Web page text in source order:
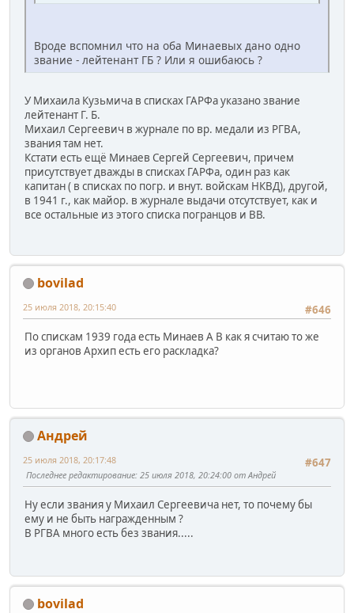
Вроде вспомнил что на оба Минаевых дано одно
звание - лейтенант ГБ ? Или я ошибаюсь ?
У Михаила Кузьмича в списках ГАРФа указано звание
лейтенант Г. Б.
Михаил Сергеевич в журнале по вр. медали из РГВА,
звания там нет.
Кстати есть ещё Минаев Сергей Сергеевич, причем
присутствует дважды в списках ГАРФа, один раз как
капитан ( в списках по погр. и внут. войскам НКВД), другой,
в 1941 г., как майор. в журнале выдачи отсутствует, как и
все остальные из этого списка погранцов и ВВ.
bovilad
#646
25 июля 2018, 20:15:40
По спискам 1939 года есть Минаев А В как я считаю то же
из органов Архип есть его раскладка?
Андрей
#647
25 июля 2018, 20:17:48
Последнее редактирование: 25 июля 2018, 20:24:00 от Андрей
Ну если звания у Михаил Сергеевича нет, то почему бы
ему и не быть награжденным ?
В РГВА много есть без звания.....
bovilad